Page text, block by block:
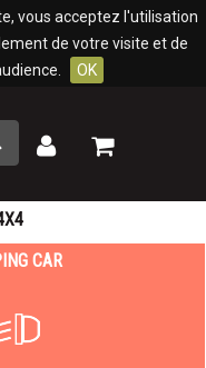
vous acceptez l'utilisation
de votre visite et de
OK
Rechercher
Mon
Mon
CAR